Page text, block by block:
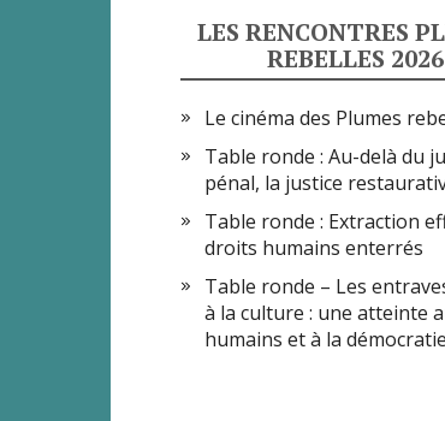
LES RENCONTRES
REBELLES 2026
Le cinéma des Plumes
Table ronde : Au-delà du
pénal, la justice
Table ronde : Extraction
droits humains enterrés
Table ronde – Les
à la culture : une atteinte
humains et à la démocratie